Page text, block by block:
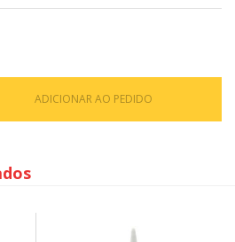
ADICIONAR AO PEDIDO